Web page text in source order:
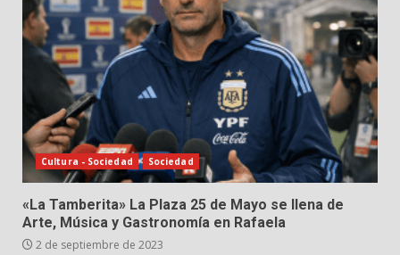
Cultura - Sociedad Sociedad
«La Tamberita» La Plaza 25 de Mayo se llena de
Arte, Música y Gastronomía en Rafaela
2 de septiembre de 2023